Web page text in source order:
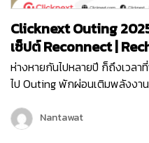
Clicknext Outing
เซ็ปต์ Reconnect |
ห่างหายกันไปหลายปี ก็ถึงเวลา
ไป Outing พักผ่อนเติมพลังงา
กิจกรรมมากมายทั้งช่วงกลางวั
กระชับมิตร เติมเต็มพลังงาน จุ
Nantawat